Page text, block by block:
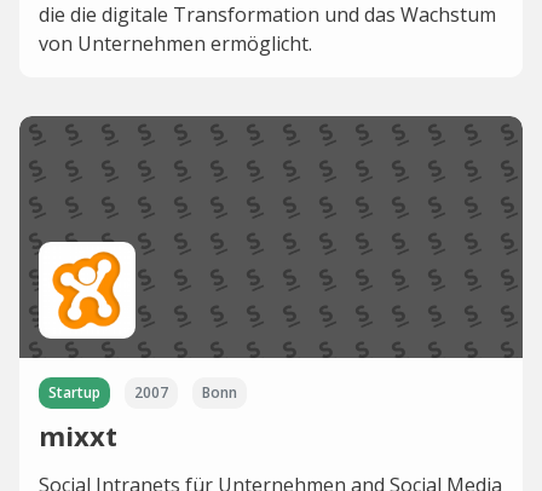
die die digitale Transformation und das Wachstum
von Unternehmen ermöglicht.
Startup 2007 Bonn
mixxt
Social Intranets für Unternehmen and Social Media